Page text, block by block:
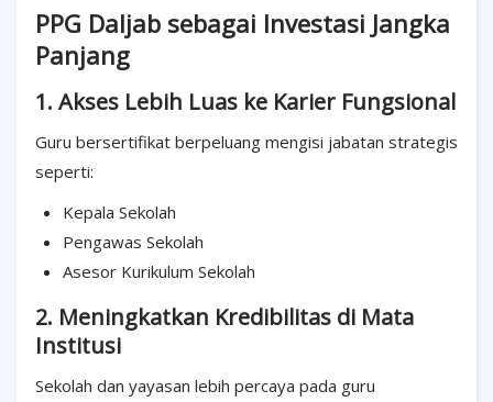
PPG Daljab sebagai Investasi Jangka
Panjang
1. Akses Lebih Luas ke Karier Fungsional
Guru bersertifikat berpeluang mengisi jabatan strategis
seperti:
Kepala Sekolah
Pengawas Sekolah
Asesor Kurikulum Sekolah
2. Meningkatkan Kredibilitas di Mata
Institusi
Sekolah dan yayasan lebih percaya pada guru